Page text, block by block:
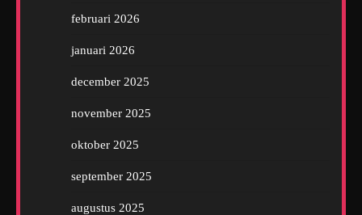
februari 2026
januari 2026
december 2025
november 2025
oktober 2025
september 2025
augustus 2025